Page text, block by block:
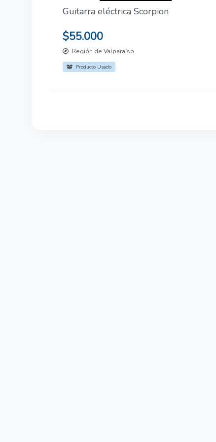
Guitarra eléctrica Scorpion
$55.000
Región de Valparaíso
Producto Usado